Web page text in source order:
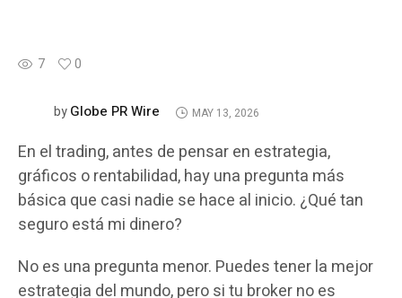
7 0
byGlobe PR Wire MAY 13, 2026
En el trading, antes de pensar en estrategia,
gráficos o rentabilidad, hay una pregunta más
básica que casi nadie se hace al inicio. ¿Qué tan
seguro está mi dinero?
No es una pregunta menor. Puedes tener la mejor
estrategia del mundo, pero si tu broker no es